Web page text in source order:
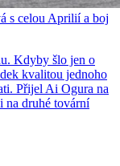
s celou Aprilií a boj
Kdyby šlo jen o
kvalitou jednoho
Přijel Ai Ogura na
na druhé tovární